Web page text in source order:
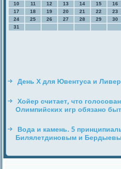
10
11 12 13 14 15
16
17
18 19 20 21 22
23
24
25 26 27 28 29
30
31
День Х для Ювентуса и
Хойер считает, что
Олимпийских игр обязано
Вода и камень. 5
Билялетдиновым и